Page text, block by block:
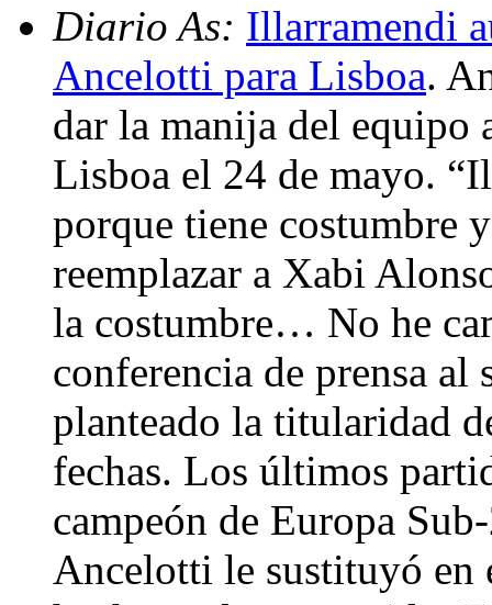
Diario As: Illarramendi
Ancelotti para Lisboa.
dar la manija del equipo
Lisboa el 24 de mayo.
porque tiene costumbre
reemplazar a Xabi
la costumbre… No he
conferencia de prensa al
planteado la titularidad
fechas. Los últimos
campeón de Europa
Ancelotti le sustituyó en